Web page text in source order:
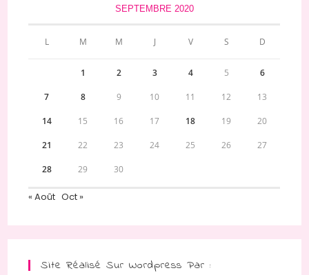
SEPTEMBRE 2020
L M M J V S D
1 2 3 4 5 6
7 8 9 10 11 12 13
14 15 16 17 18 19 20
21 22 23 24 25 26 27
28 29 30
« Août Oct »
Site Réalisé Sur Wordpress Par :